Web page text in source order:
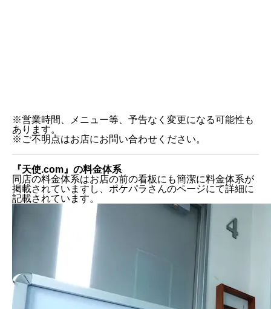
※営業時間、メニュー等、予告なく変更になる可能性も
あります。
※ご不明点はお店にお問い合わせください。
『天使.com』の料金体系
同店の料金体系はお店の前の看板にも簡潔に料金体系が
掲載されていますし、ポケパラさんのページにて詳細に
記載されています。